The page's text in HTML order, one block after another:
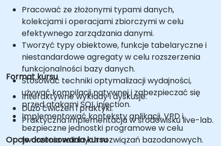
Pracować ze złożonymi typami danych,
kolekcjami i operacjami zbiorczymi w celu
efektywnego zarządzania danymi.
Tworzyć typy obiektowe, funkcje tabelaryczne i
niestandardowe agregaty w celu rozszerzenia
funkcjonalności bazy danych.
Stosować techniki optymalizacji wydajności,
używać kompilacji natywnej i zabezpieczać się
przed atakami SQL injection.
Implementować konteksty aplikacji, VPD i
bezpieczne jednostki programowe w celu
tworzenia solidnych rozwiązań bazodanowych.
Format kursu
Interaktywne wykłady i dyskusje.
Dużo ćwiczeń i praktyki.
Praktyczna implementacja w środowisku live-lab.
Opcje dostosowania kursu